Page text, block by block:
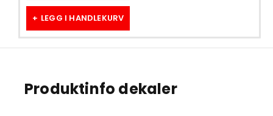
LEGG I HANDLEKURV
Produktinfo dekaler